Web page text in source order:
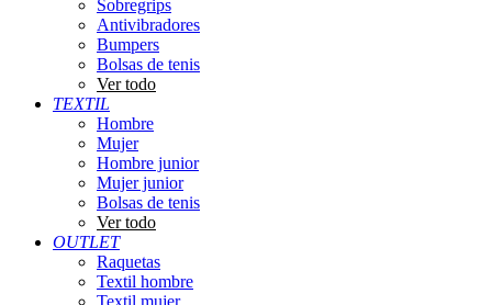
Sobregrips
Antivibradores
Bumpers
Bolsas de tenis
Ver todo
TEXTIL
Hombre
Mujer
Hombre junior
Mujer junior
Bolsas de tenis
Ver todo
OUTLET
Raquetas
Textil hombre
Textil mujer